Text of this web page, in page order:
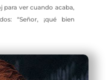
para ver cuando acaba,
“Señor, ¡qué bien